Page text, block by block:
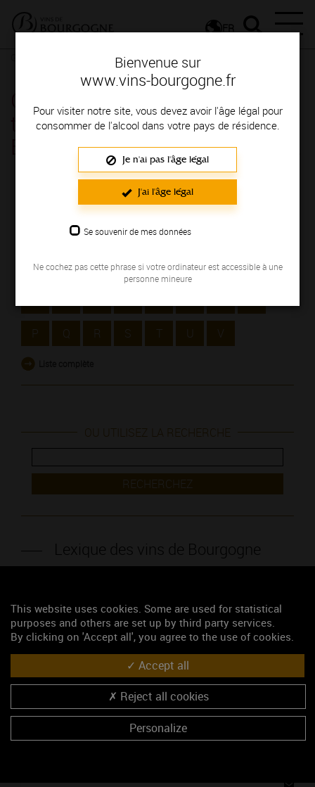
Bienvenue sur
www.vins-bourgogne.fr
Pour visiter notre site, vous devez avoir l'âge légal pour
consommer de l'alcool dans votre pays de résidence.
Je n'ai pas l'âge légal
J'ai l'âge légal
Se souvenir de mes données
Ne cochez pas cette phrase si votre ordinateur est accessible à une
personne mineure
FR
Glossaire : la définition des
termes pour parler des vins de
Bourgogne commençant par B.
INDEX
obtenir la définition.
# A B C D E F G
P Q R S T U
OU UTILISEZ LA RECHERCHE
RECHERCHEZ
Lexique des vins de Bourgogne
Bactérie
Badiane
Baguette
Baie de raisin
Balonge
Balsamique
This website uses cookies. Some are used for statistical
purposes and others are set up by third party services.
By clicking on 'Accept all', you agree to the use of cookies.
Accept all
Reject all cookies
Personalize